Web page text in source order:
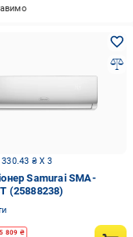
330.43 ₴ X 3
Samurai SMA-
(25888238)
5 809 ₴